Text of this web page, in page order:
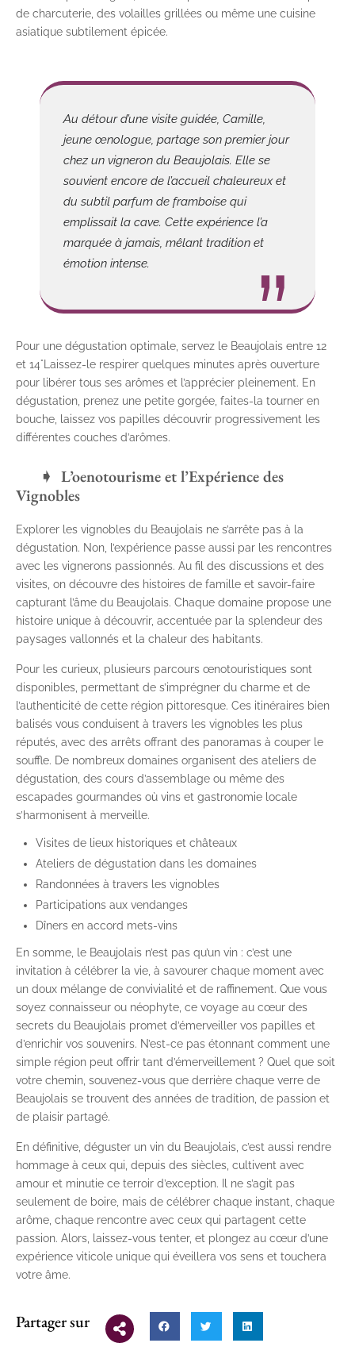
de charcuterie, des volailles grillées ou même une cuisine
asiatique subtilement épicée.
Au détour d’une visite guidée, Camille,
jeune œnologue, partage son premier jour
chez un vigneron du Beaujolais. Elle se
souvient encore de l’accueil chaleureux et
du subtil parfum de framboise qui
emplissait la cave. Cette expérience l’a
marquée à jamais, mêlant tradition et
émotion intense.
Pour une dégustation optimale, servez le Beaujolais entre 12
et 14°Laissez-le respirer quelques minutes après ouverture
pour libérer tous ses arômes et l’apprécier pleinement. En
dégustation, prenez une petite gorgée, faites-la tourner en
bouche, laissez vos papilles découvrir progressivement les
différentes couches d’arômes.
L’oenotourisme et l’Expérience des
Vignobles
Explorer les vignobles du Beaujolais ne s’arrête pas à la
dégustation. Non, l’expérience passe aussi par les rencontres
avec les vignerons passionnés. Au fil des discussions et des
visites, on découvre des histoires de famille et savoir-faire
capturant l’âme du Beaujolais. Chaque domaine propose une
histoire unique à découvrir, accentuée par la splendeur des
paysages vallonnés et la chaleur des habitants.
Pour les curieux, plusieurs parcours œnotouristiques sont
disponibles, permettant de s’imprégner du charme et de
l’authenticité de cette région pittoresque. Ces itinéraires bien
balisés vous conduisent à travers les vignobles les plus
réputés, avec des arrêts offrant des panoramas à couper le
souffle. De nombreux domaines organisent des ateliers de
dégustation, des cours d’assemblage ou même des
escapades gourmandes où vins et gastronomie locale
s’harmonisent à merveille.
Visites de lieux historiques et châteaux
Ateliers de dégustation dans les domaines
Randonnées à travers les vignobles
Participations aux vendanges
Dîners en accord mets-vins
En somme, le Beaujolais n’est pas qu’un vin : c’est une
invitation à célébrer la vie, à savourer chaque moment avec
un doux mélange de convivialité et de raffinement. Que vous
soyez connaisseur ou néophyte, ce voyage au cœur des
secrets du Beaujolais promet d’émerveiller vos papilles et
d’enrichir vos souvenirs. N’est-ce pas étonnant comment une
simple région peut offrir tant d’émerveillement ? Quel que soit
votre chemin, souvenez-vous que derrière chaque verre de
Beaujolais se trouvent des années de tradition, de passion et
de plaisir partagé.
En définitive, déguster un vin du Beaujolais, c’est aussi rendre
hommage à ceux qui, depuis des siècles, cultivent avec
amour et minutie ce terroir d’exception. Il ne s’agit pas
seulement de boire, mais de célébrer chaque instant, chaque
arôme, chaque rencontre avec ceux qui partagent cette
passion. Alors, laissez-vous tenter, et plongez au cœur d’une
expérience viticole unique qui éveillera vos sens et touchera
votre âme.
Partager sur